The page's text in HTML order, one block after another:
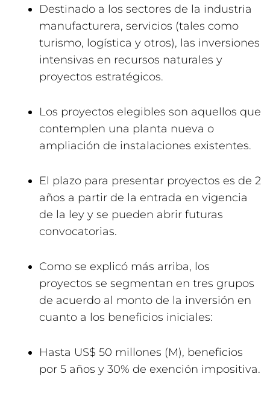
Destinado a los sectores de la industria
manufacturera, servicios (tales como
turismo, logística y otros), las inversiones
intensivas en recursos naturales y
proyectos estratégicos.
Los proyectos elegibles son aquellos que
contemplen una planta nueva o
ampliación de instalaciones existentes.
El plazo para presentar proyectos es de 2
años a partir de la entrada en vigencia
de la ley y se pueden abrir futuras
convocatorias.
Como se explicó más arriba, los
proyectos se segmentan en tres grupos
de acuerdo al monto de la inversión en
cuanto a los beneficios iniciales:
Hasta US$ 50 millones (M), beneficios
por 5 años y 30% de exención impositiva.